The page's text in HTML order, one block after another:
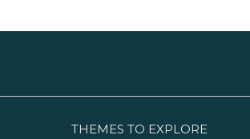
THEMES TO EXPLORE